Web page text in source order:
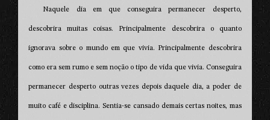
Naquele dia em que conseguira permanecer desperto,
descobrira muitas coisas. Principalmente descobrira o quanto
ignorava sobre o mundo em que vivia. Principalmente descobrira
como era sem rumo e sem noção o tipo de vida que vivia. Conseguira
permanecer desperto outras vezes depois daquele dia, a poder de
muito café e disciplina. Sentia-se cansado demais certas noites, mas